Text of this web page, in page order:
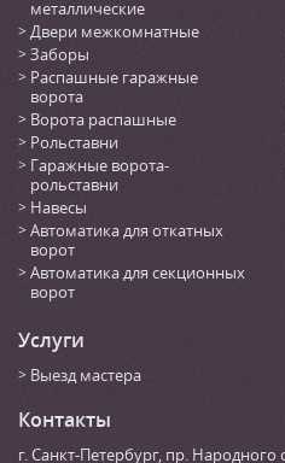
металлические
Двери межкомнатные
Заборы
Распашные гаражные
ворота
Ворота распашные
Рольставни
Гаражные ворота-
рольставни
Навесы
Автоматика для откатных
ворот
Автоматика для секционных
ворот
Услуги
Выезд мастера
Контакты
г. Санкт-Петербург, пр. Народного